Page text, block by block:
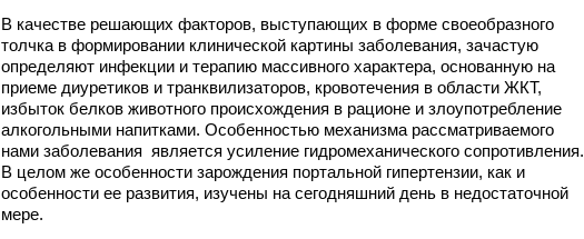
В качестве решающих факторов, выступающих в форме своеобразного
толчка в формировании клинической картины заболевания, зачастую
определяют инфекции и терапию массивного характера, основанную на
приеме диуретиков и транквилизаторов, кровотечения в области ЖКТ,
избыток белков животного происхождения в рационе и злоупотребление
алкогольными напитками. Особенностью механизма рассматриваемого
нами заболевания является усиление гидромеханического сопротивления.
В целом же особенности зарождения портальной гипертензии, как и
особенности ее развития, изучены на сегодняшний день в недостаточной
мере.